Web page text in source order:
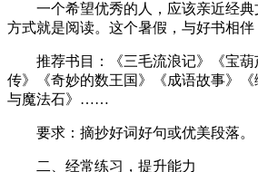
一个希望优秀的人，应该亲近经典
方式就是阅读。这个暑假，与好书相伴
推荐书目：《三毛流浪记》《宝葫
传》《奇妙的数王国》《成语故事》
与魔法石》……
要求：摘抄好词好句或优美段落。
二、经常练习，提升能力